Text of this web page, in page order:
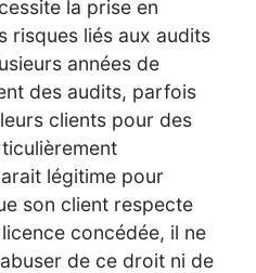
la prise en
risques liés aux audits
années de
des audits, parfois
clients pour des
légitime pour
son client respecte
concédée, il ne
de ce droit ni de